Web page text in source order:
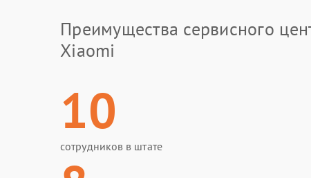
Преимущества сервисного
Xiaomi
10
сотрудников в штате